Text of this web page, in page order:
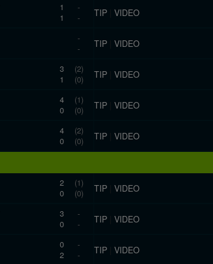
1
1
-
-
TIP VIDEO
-
-
TIP VIDEO
3
1
(2)
(0)
TIP VIDEO
4
0
(1)
(0)
TIP VIDEO
4
0
(2)
(0)
TIP VIDEO
2
0
(1)
(0)
TIP VIDEO
3
0
-
-
TIP VIDEO
0
2
-
-
TIP VIDEO